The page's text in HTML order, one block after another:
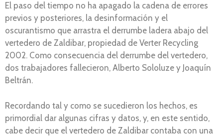
El paso del tiempo no ha apagado la cadena de errores
previos y posteriores, la desinformación y el
oscurantismo que arrastra el derrumbe ladera abajo del
vertedero de Zaldibar, propiedad de Verter Recycling
2002. Como consecuencia del derrumbe del vertedero,
dos trabajadores fallecieron, Alberto Sololuze y Joaquín
Beltrán.
Recordando tal y como se sucedieron los hechos, es
primordial dar algunas cifras y datos, y, en este sentido,
cabe decir que el vertedero de Zaldibar contaba con una